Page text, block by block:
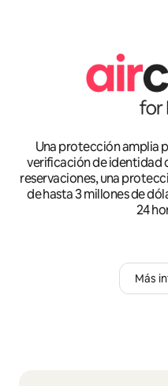
Una protección amplia
verificación de identidad
reservaciones, una
de hasta 3 millones de
24
Más